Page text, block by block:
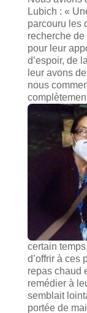
Lubich : «
parcouru les
recherche
pour leur
d’espoir, de
leur avons
nous
certain
d’offrir à ces
repas chaud
remédier à
semblait
portée de